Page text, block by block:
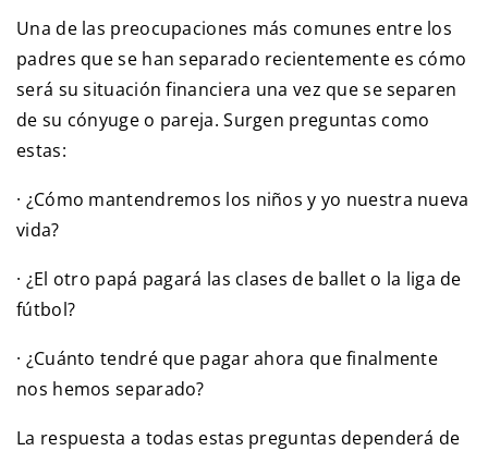
Una de las preocupaciones más comunes entre los
padres que se han separado recientemente es cómo
será su situación financiera una vez que se separen
de su cónyuge o pareja. Surgen preguntas como
estas:
· ¿Cómo mantendremos los niños y yo nuestra nueva
vida?
· ¿El otro papá pagará las clases de ballet o la liga de
fútbol?
· ¿Cuánto tendré que pagar ahora que finalmente
nos hemos separado?
La respuesta a todas estas preguntas dependerá de